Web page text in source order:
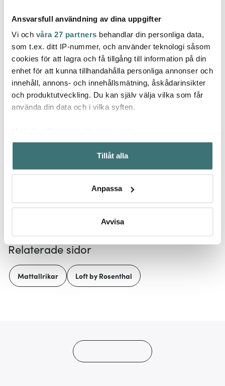
Ansvarsfull användning av dina uppgifter
Vi och våra 27 partners behandlar din personliga data,
som t.ex. ditt IP-nummer, och använder teknologi såsom
cookies för att lagra och få tillgång till information på din
enhet för att kunna tillhandahålla personliga annonser och
innehåll, annons- och innehållsmätning, åskådarinsikter
och produktutveckling. Du kan själv välja vilka som får
använda din data och i vilka syften.
Samla in information om din geografiska plats som
kan ha en noggrannhet på upp till flera meter
Identifiera din enhet genom att aktivt skanna den för
Ta reda på mer om hur dina personliga uppgifter
Du kan ändra eller dra tillbaka ditt samtycke när som
Vi använder cookies för att innehållet och annonserna
ska anpassas efter det som vi tror att du tycker om. Det
gör också att vi kan analysera vår trafik och göra
Tillåt alla
Anpassa
Avvisa
Loft By Rosenthal
Skål Rund 15 cm
Midnattsblå
225 kr
Taylor's
Citronpress gul
149 kr
Loft
Låt dig inspireras av våra kunder
Relaterade sidor
Mattallrikar Loft by Rosenthal